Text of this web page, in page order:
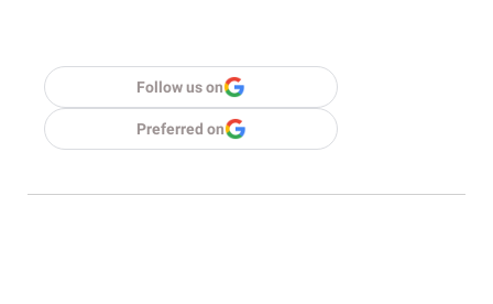
Follow us on
Preferred on